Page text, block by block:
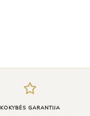
KOKYBĖS GARANTIJA